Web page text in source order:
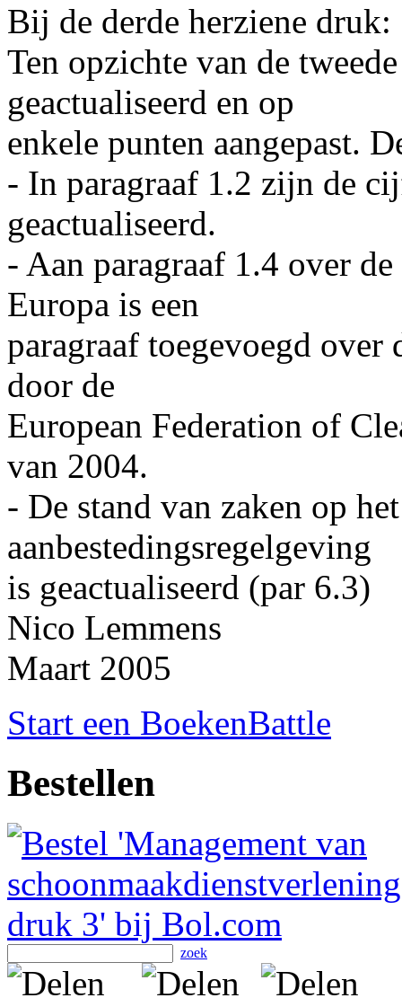
Bij de derde herziene druk:
Ten opzichte van de
geactualiseerd en op
enkele punten aangepast.
- In paragraaf 1.2 zijn de
geactualiseerd.
- Aan paragraaf 1.4 over
Europa is een
paragraaf toegevoegd over
door de
European Federation of
van 2004.
- De stand van zaken op
aanbestedingsregelgeving
is geactualiseerd (par 6.3)
Nico Lemmens
Maart 2005
Start een BoekenBattle
Bestellen
zoek